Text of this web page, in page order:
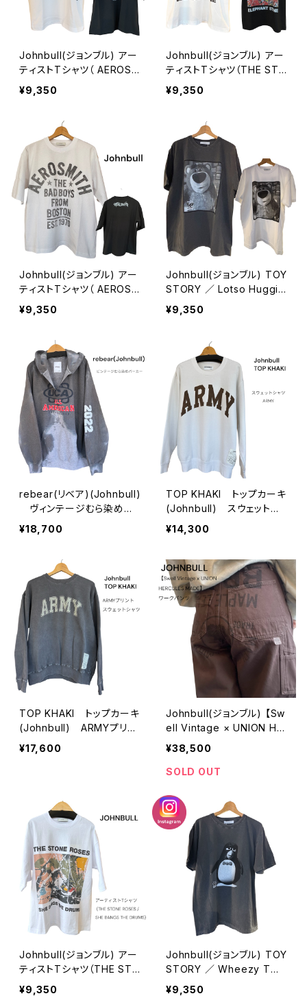
Johnbull(ジョンブル) アー
ティストTシャツ（ AEROSM
ITH LOGO TEE）
¥9,350
Johnbull(ジョンブル) アー
ティストTシャツ（THE STO
NE ROSES ／ELEPHANT
STONE）
¥9,350
Johnbull(ジョンブル) アー
ティストTシャツ（ AEROSM
ITH THE BAD BOYS FRO
M BOSTON TEE）
¥9,350
Johnbull(ジョンブル) TOY
STORY ／ Lotso Huggin
Bear Tシャツ
¥9,350
rebear(リベア)(Johnbull)
ヴィンテージむら染めパ
ーカー(unisex)
¥18,700
TOP KHAKI トップカーキ
(Johnbull) スウェットシ
ャツ (unisex)
¥14,300
TOP KHAKI トップカーキ
(Johnbull) ARMYプリン
トスウェットシャツ (unise
¥17,600
Johnbull(ジョンブル) 【Sw
ell Vintage × UNION HE
RCULES MADE】ワークパ
¥38,500
SOLD OUT
Johnbull(ジョンブル) アー
ティストTシャツ（THE STO
NE ROSES ／ SHE BANG
¥9,350
Johnbull(ジョンブル) TOY
STORY ／ Wheezy Tシ
ャツ
¥9,350